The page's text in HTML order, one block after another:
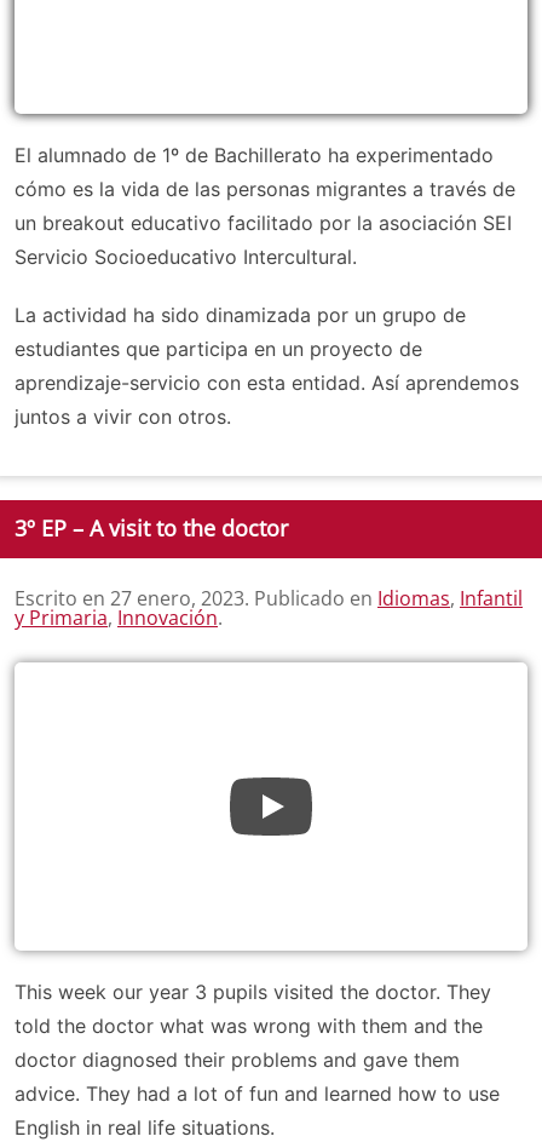
El alumnado de 1º de Bachillerato ha experimentado
cómo es la vida de las personas migrantes a través de
un breakout educativo facilitado por la asociación SEI
Servicio Socioeducativo Intercultural.
La actividad ha sido dinamizada por un grupo de
estudiantes que participa en un proyecto de
aprendizaje-servicio con esta entidad. Así aprendemos
juntos a vivir con otros.
3º EP – A visit to the doctor
Escrito en 27 enero, 2023. Publicado en Idiomas, Infantil
y Primaria, Innovación.
This week our year 3 pupils visited the doctor. They
told the doctor what was wrong with them and the
doctor diagnosed their problems and gave them
advice. They had a lot of fun and learned how to use
English in real life situations.